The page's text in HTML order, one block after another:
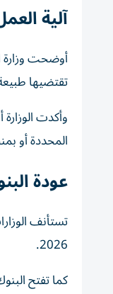
آلية
تقتضيها
وأكدت
المحددة أو
عودة
2026.
كما تفتح